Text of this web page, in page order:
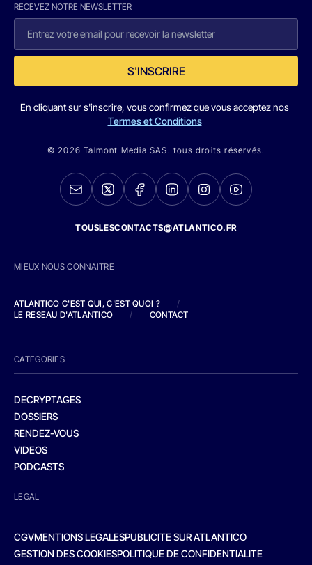
RECEVEZ NOTRE NEWSLETTER
S'INSCRIRE
En cliquant sur s'inscrire, vous confirmez que vous acceptez nos
Termes et Conditions
© 2026 Talmont Media SAS. tous droits réservés.
TOUSLESCONTACTS@ATLANTICO.FR
MIEUX NOUS CONNAITRE
ATLANTICO C'EST QUI, C'EST QUOI ?
/
LE RESEAU D'ATLANTICO
/ CONTACT
CATEGORIES
DECRYPTAGES
DOSSIERS
RENDEZ-VOUS
VIDEOS
PODCASTS
LEGAL
CGVMENTIONS LEGALESPUBLICITE SUR ATLANTICO
GESTION DES COOKIESPOLITIQUE DE CONFIDENTIALITE